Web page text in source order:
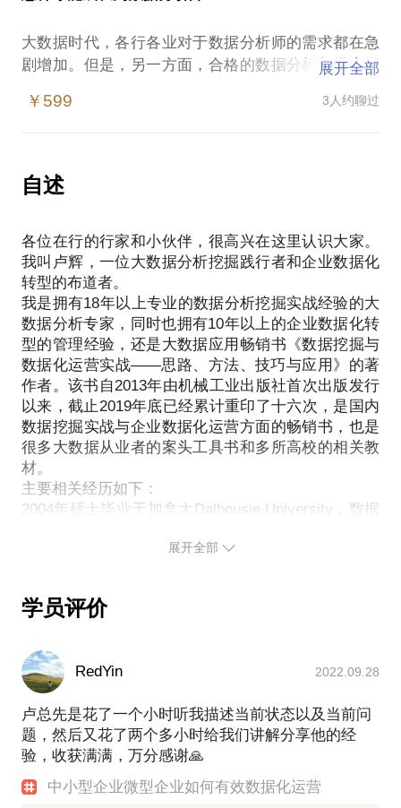
大数据专家。相信在这些方面，能为你提供帮助。
怎样布局数据化运营的架构？
怎样有效快捷从数据中提出效益？
如何从零开始拥抱大数据？
大数据时代，各行各业对于数据分析师的需求都在急
剧增加。但是，另一方面，合格的数据分析师供应严
节奏地向数据分析师的技能和素质方向发展。高校学
业的挑战，顺利走好成为数据分析师的人生职业第一
步。
学生不知道自己应该具备哪些必备的数据技能和分析
师素质；
很多人不知道如何准备有关数据分析师的面试；
很多人认为只要统计知识扎实，就可以做好数据分析
师的工作，这是个很普遍的误区。
我的相关经历包括：
15年的数据分析师、数据分析专家的从业经验；
6年的阿里巴巴数据分析、数据挖掘、数据化运营经
历，其中有4年还担任阿里巴巴校招的数据分析岗位的
面试官（包括BI团队的校招的面试官，数据科学团队
的校招的面试官）；
我的个人专著《数据挖掘与数据化运营实战-思路、方
法、技巧与应用》自2013年6月出版以来，截至2016
作为数据分析相关专业的推荐教材、推荐辅导书，深
我愿意与你分享的内容包括：
帮助学员准确、清晰制定成为数据分析师的必备技
能、素质发展路径；
结合自己在阿里巴巴多年来校招面试官的经验，告诉
学员如何应聘数据分析师相关岗位；
评估学员是否合适数据相关岗位，如何扬长避短，实
现个人价值优化。
PS.在选择与我见面前，请把你的问题更具体化。毕
竟一小时的谈话只能解决一个小问题。请把你的问题
展开全部
￥599 3人约聊过
自述
各位在行的行家和小伙伴，很高兴在这里认识大家。
我叫卢辉，一位大数据分析挖掘践行者和企业数据化
转型的布道者。
我是拥有18年以上专业的数据分析挖掘实战经验的大
数据分析专家，同时也拥有10年以上的企业数据化转
型的管理经验，还是大数据应用畅销书《数据挖掘与
数据化运营实战——思路、方法、技巧与应用》的著
作者。该书自2013年由机械工业出版社首次出版发行
以来，截止2019年底已经累计重印了十六次，是国内
数据挖掘实战与企业数据化运营方面的畅销书，也是
很多大数据从业者的案头工具书和多所高校的相关教
材。
主要相关经历如下：
2004年硕士毕业于加拿大Dalhousie University，数据
挖掘和数据化运营项目，包括诚信通青春宝项目，淘
2017-2019，从零开始，亲手组建、培养了一支全技
能的大数据专业技术团队，有效支持响应了某汽车集
团的大数据落地应用与数据化转型。
近五年来，为近百家大中型企业（集团）提供数据分
析、数据化运营、数据化转型的辅导与专题讲座（包
括中国移动、中国电信、工商银行、建设银行、华
为、中国冶金集团、美团、中国联通，东风汽车集
团，等）。
展开全部
学员评价
RedYin 2022.09.28
卢总先是花了一个小时听我描述当前状态以及当前问
题，然后又花了两个多小时给我们讲解分享他的经
验，收获满满，万分感谢🙏
中小型企业微型企业如何有效数据化运营